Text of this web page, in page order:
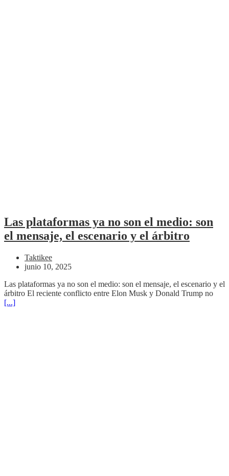
Las plataformas ya no son el medio: son
el mensaje, el escenario y el árbitro
Taktikee
junio 10, 2025
Las plataformas ya no son el medio: son el mensaje, el escenario y el
árbitro El reciente conflicto entre Elon Musk y Donald Trump no
[...]